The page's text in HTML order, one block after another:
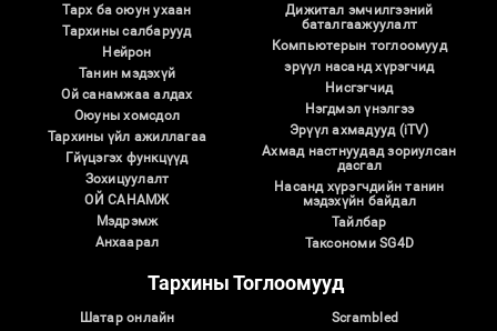
Тарх ба оюун ухаан
Тархины салбарууд
Нейрон
Танин мэдэхүй
Ой санамжаа алдах
Оюуны хомсдол
Тархины үйл ажиллагаа
Гйүцэгэх функцүүд
Зохицуулалт
ОЙ САНАМЖ
Мэдрэмж
Анхаарал
Дижитал эмчилгээний
баталгаажуулалт
Компьютерын тоглоомууд
эрүүл насанд хүрэгчид
Нисгэгчид
Нэгдмэл үнэлгээ
Эрүүл ахмадууд (iTV)
Ахмад настнуудад зориулсан
дасгал
Насанд хүрэгчдийн танин
мэдэхүйн байдал
Тайлбар
Таксономи SG4D
Тархины Тоглоомууд
Шатар онлайн
Scrambled